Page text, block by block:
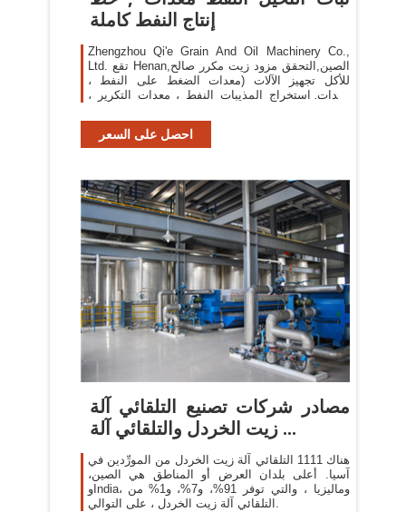
إنتاج النفط كاملة
Zhengzhou Qi'e Grain And Oil Machinery Co.,
Ltd. تقع Henan,الصين,التحقق مزود زيت مكرر صالح
للأكل تجهيز الآلات (معدات الضغط على النفط ،
معدات استخراج المذيبات النفط ، معدات التكرير ،
فول الصويا
احصل على السعر
مصادر شركات تصنيع التلقائي آلة
زيت الخردل والتلقائي آلة ...
هناك 1111 التلقائي آلة زيت الخردل من المورِّدين في
آسيا. أعلى بلدان العرض أو المناطق هي الصين،
وIndia، وماليزيا ، والتي توفر 91%، و7%، و1% من
التلقائي آلة زيت الخردل ، على التوالي.